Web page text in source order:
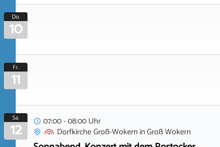
Do.
10
Fr.
11
Sa.
12
07:00 - 08:00 Uhr
Dorfkirche Groß-WokerninGroß Wokern